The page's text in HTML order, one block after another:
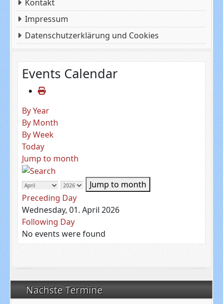
Kontakt
Impressum
Datenschutzerklärung und Cookies
Nächste Termine
Events Calendar
By Year
By Month
By Week
Today
Jump to month
Jump to month
Preceding Day
Wednesday, 01. April 2026
Following Day
No events were found